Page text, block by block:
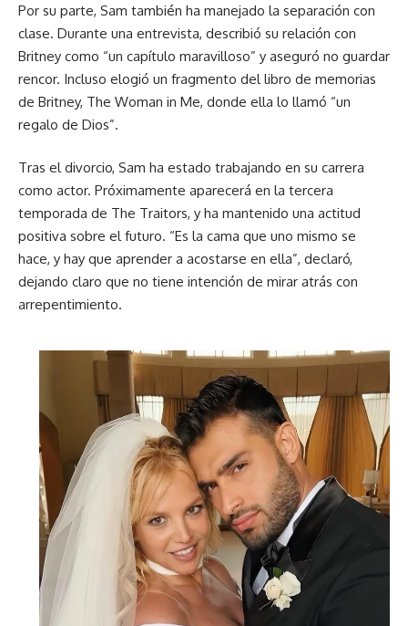
Por su parte, Sam también ha manejado la separación con
clase. Durante una entrevista, describió su relación con
Britney como “un capítulo maravilloso” y aseguró no guardar
rencor. Incluso elogió un fragmento del libro de memorias
de Britney, The Woman in Me, donde ella lo llamó “un
regalo de Dios”.
Tras el divorcio, Sam ha estado trabajando en su carrera
como actor. Próximamente aparecerá en la tercera
temporada de The Traitors, y ha mantenido una actitud
positiva sobre el futuro. “Es la cama que uno mismo se
hace, y hay que aprender a acostarse en ella”, declaró,
dejando claro que no tiene intención de mirar atrás con
arrepentimiento.